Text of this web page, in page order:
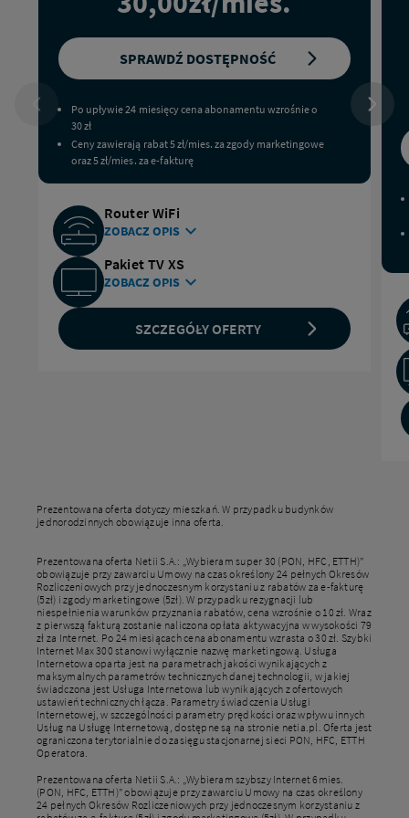
SPRAWDŹ DOSTĘPNOŚĆ
WYBIERZ
OFERTĘ:
STACJONARNY
Po upływie 24 miesięcy cena abonamentu wzrośnie o
30 zł
Ceny zawierają rabat 5 zł/mies. za zgody marketingowe
oraz 5 zł/mies. za e-fakturę
Router WiFi
ZOBACZ OPIS
CZYTAJ WIĘCEJ O ROUTERZE WIFI OD NETII
Pakiet TV XS
ZOBACZ OPIS
SZCZEGÓŁY OFERTY
Prezentowana oferta dotyczy mieszkań. W przypadku budynków
jednorodzinnych obowiązuje inna oferta.
Prezentowana oferta Netii S.A.: „Wybieram super 30 (PON, HFC, ETTH)”
obowiązuje przy zawarciu Umowy na czas określony 24 pełnych Okresów
Rozliczeniowych przy jednoczesnym korzystaniu z rabatów za e-fakturę
(5zł) i zgody marketingowe (5zł). W przypadku rezygnacji lub
niespełnienia warunków przyznania rabatów, cena wzrośnie o 10 zł. Wraz
z pierwszą fakturą zostanie naliczona opłata aktywacyjna w wysokości 79
zł za Internet. Po 24 miesiącach cena abonamentu wzrasta o 30 zł. Szybki
Internet Max 300 stanowi wyłącznie nazwę marketingową. Usługa
Internetowa oparta jest na parametrach jakości wynikających z
maksymalnych parametrów technicznych danej technologii, w jakiej
świadczona jest Usługa Internetowa lub wynikających z ofertowych
ustawień technicznych łącza. Parametry świadczenia Usługi
Internetowej, w szczególności parametry prędkości oraz wpływu innych
Usług na Usługę Internetową, dostępne są na stronie netia.pl. Oferta jest
ograniczona terytorialnie do zasięgu stacjonarnej sieci PON, HFC, ETTH
Operatora.
Prezentowana oferta Netii S.A.: „Wybieram szybszy Internet 6mies.
(PON, HFC, ETTH)” obowiązuje przy zawarciu Umowy na czas określony
24 pełnych Okresów Rozliczeniowych przy jednoczesnym korzystaniu z